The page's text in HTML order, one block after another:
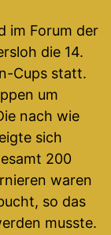
im Forum der
die 14.
Cups statt.
um
nach wie
sich
200
waren
so das
musste.